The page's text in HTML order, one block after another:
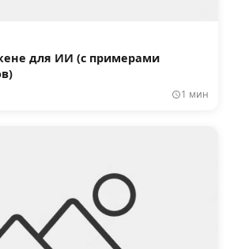
для ИИ (с примерами
1 мин